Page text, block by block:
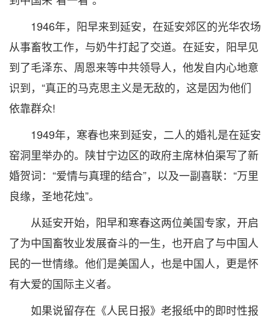
1946年，阳早来到延安，在延安郊区的光华农场
从事畜牧工作，与奶牛打起了交道。在延安，阳早见
到了毛泽东、周恩来等中共领导人，他发自内心地意
识到，“真正的马克思主义是无敌的，这是因为他们
依靠群众!
1949年，寒春也来到延安，二人的婚礼是在延安
窑洞里举办的。陕甘宁边区的政府主席林伯渠写了新
婚贺词：“爱情与真理的结合”，以及一副喜联：“万里
良缘，圣地花烛”。
从延安开始，阳早和寒春这两位美国专家，开启
了为中国畜牧业发展奋斗的一生，也开启了与中国人
民的一世情缘。他们是美国人，也是中国人，更是怀
有大爱的国际主义者。
如果说留存在《人民日报》老报纸中的即时性报